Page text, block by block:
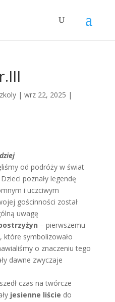
| wrz 22, 2025 |
od podróży w świat
poznały legendę
i uczciwym
gościnności został
uwagę
– pierwszemu
które symbolizowało
o znaczeniu tego
dawne zwyczaje
czas na twórcze
jesienne liście do